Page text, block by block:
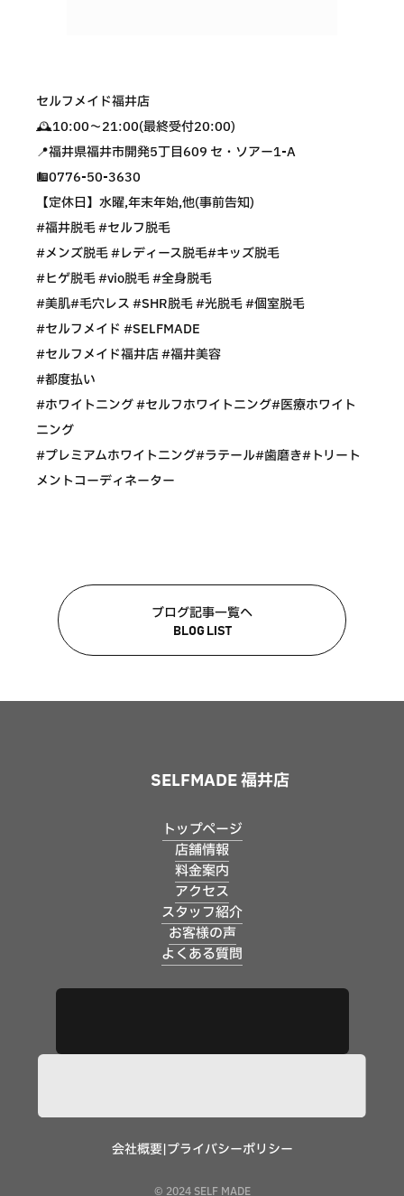
セルフメイド福井店
🕰10:00〜21:00(最終受付20:00)
📍福井県福井市開発5丁目609 セ・ソアー1-A
☎️0776-50-3630
【定休日】水曜,年末年始,他(事前告知)
#福井脱毛 #セルフ脱毛
#メンズ脱毛 #レディース脱毛#キッズ脱毛
#ヒゲ脱毛 #vio脱毛 #全身脱毛
#美肌#毛穴レス #SHR脱毛 #光脱毛 #個室脱毛
#セルフメイド #SELFMADE
#セルフメイド福井店 #福井美容
#都度払い
#ホワイトニング #セルフホワイトニング#医療ホワイト
ニング
#プレミアムホワイトニング#ラテール#歯磨き#トリート
メントコーディネーター
ブログ記事一覧へ
BLOG LIST
SELFMADE 福井店
トップページ
店舗情報
料金案内
アクセス
スタッフ紹介
お客様の声
よくある質問
会社概要|プライバシーポリシー
© 2024 SELF MADE